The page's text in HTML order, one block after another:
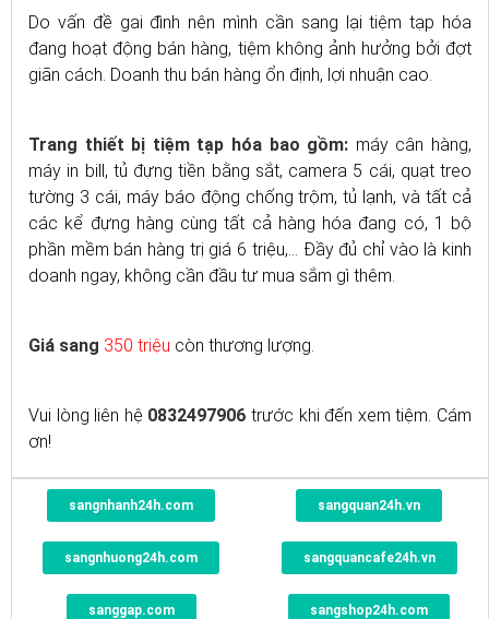
Do vấn đề gai đình nên mình cần sang lại tiệm tạp hóa
đang hoạt động bán hàng, tiệm không ảnh hưởng bởi đợt
giãn cách. Doanh thu bán hàng ổn định, lợi nhuận cao.
Trang thiết bị tiệm tạp hóa bao gồm: máy cân hàng,
máy in bill, tủ đựng tiền bằng sắt, camera 5 cái, quạt treo
tường 3 cái, máy báo động chống trộm, tủ lạnh, và tất cả
các kể đựng hàng cùng tất cả hàng hóa đang có, 1 bộ
phần mềm bán hàng trị giá 6 triệu,... Đầy đủ chỉ vào là kinh
doanh ngay, không cần đầu tư mua sắm gì thêm.
Giá sang 350 triệu còn thương lượng.
Vui lòng liên hệ 0832497906 trước khi đến xem tiệm. Cám
ơn!
sangnhanh24h.com sangquan24h.vn
sangnhuong24h.com sangquancafe24h.vn
sanggap.com sangshop24h.com